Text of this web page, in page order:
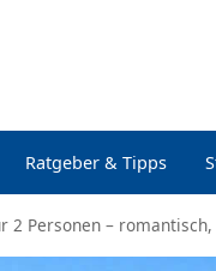
Ratgeber & Tipps
2 Personen –